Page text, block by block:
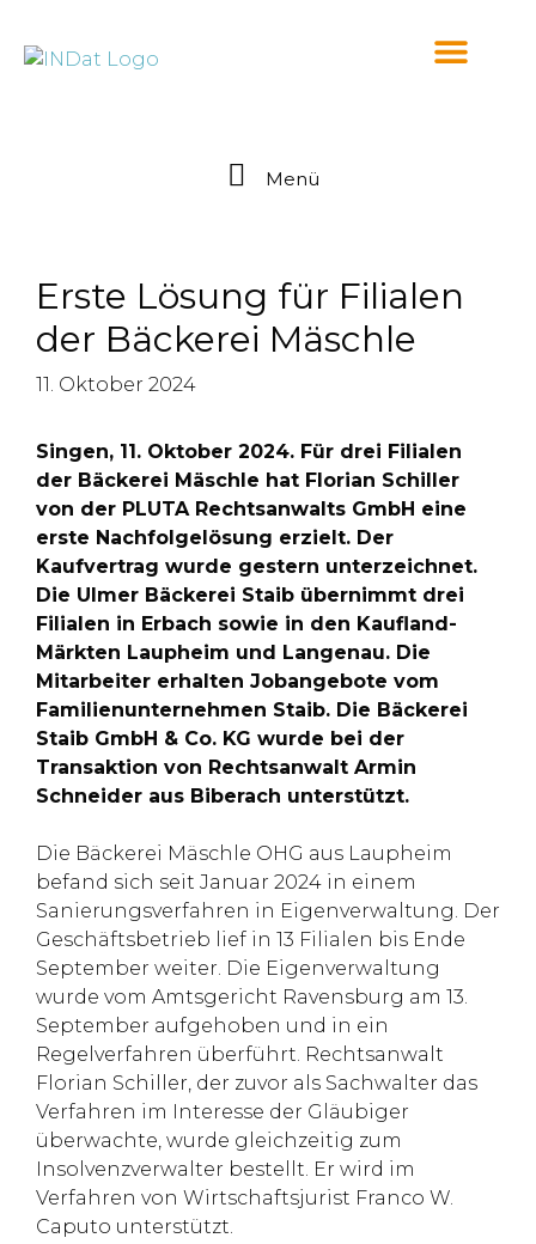
Menü
Erste Lösung für Filialen
der Bäckerei Mäschle
11. Oktober 2024
Singen, 11. Oktober 2024. Für drei Filialen
der Bäckerei Mäschle hat Florian Schiller
von der PLUTA Rechtsanwalts GmbH eine
erste Nachfolgelösung erzielt. Der
Kaufvertrag wurde gestern unterzeichnet.
Die Ulmer Bäckerei Staib übernimmt drei
Filialen in Erbach sowie in den Kaufland-
Märkten Laupheim und Langenau. Die
Mitarbeiter erhalten Jobangebote vom
Familienunternehmen Staib. Die Bäckerei
Staib GmbH & Co. KG wurde bei der
Transaktion von Rechtsanwalt Armin
Schneider aus Biberach unterstützt.
Die Bäckerei Mäschle OHG aus Laupheim
befand sich seit Januar 2024 in einem
Sanierungsverfahren in Eigenverwaltung. Der
Geschäftsbetrieb lief in 13 Filialen bis Ende
September weiter. Die Eigenverwaltung
wurde vom Amtsgericht Ravensburg am 13.
September aufgehoben und in ein
Regelverfahren überführt. Rechtsanwalt
Florian Schiller, der zuvor als Sachwalter das
Verfahren im Interesse der Gläubiger
überwachte, wurde gleichzeitig zum
Insolvenzverwalter bestellt. Er wird im
Verfahren von Wirtschaftsjurist Franco W.
Caputo unterstützt.